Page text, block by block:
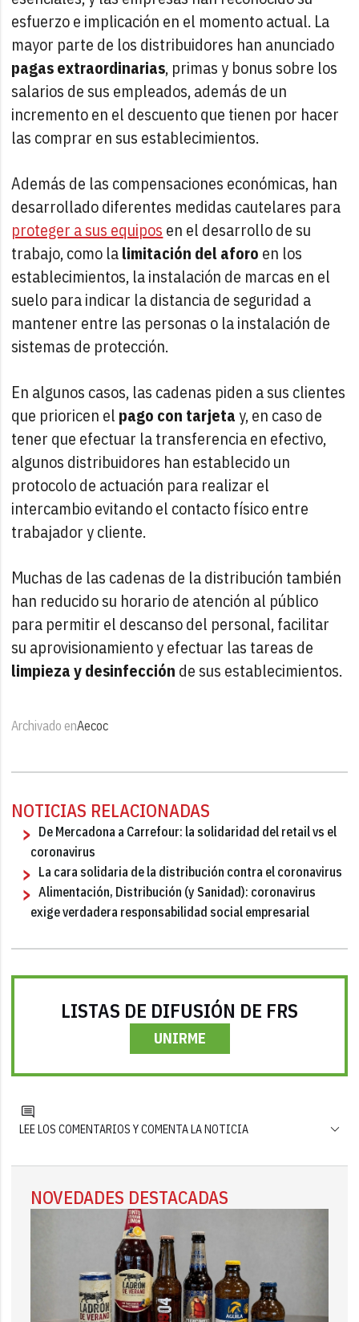
esfuerzo e implicación en el momento actual. La
mayor parte de los distribuidores han anunciado
pagas extraordinarias, primas y bonus sobre los
salarios de sus empleados, además de un
incremento en el descuento que tienen por hacer
las comprar en sus establecimientos.
Además de las compensaciones económicas, han
desarrollado diferentes medidas cautelares para
proteger a sus equipos en el desarrollo de su
trabajo, como lalimitación del aforo en los
establecimientos, la instalación de marcas en el
suelo para indicar la distancia de seguridad a
mantener entre las personas o la instalación de
sistemas de protección.
En algunos casos, las cadenas piden a sus clientes
que prioricen el pago con tarjetay, en caso de
tener que efectuar la transferencia en efectivo,
algunos distribuidores han establecido un
protocolo de actuación para realizar el
intercambio evitando el contacto físico entre
trabajador y cliente.
Muchas de las cadenas de la distribución también
han reducido su horario de atención al público
para permitir el descanso del personal, facilitar
su aprovisionamiento y efectuar las tareas de
limpieza y desinfección de sus establecimientos.
Archivado enAecoc
NOTICIAS RELACIONADAS
De Mercadona a Carrefour: la solidaridad del retail vs el
coronavirus
La cara solidaria de la distribución contra el coronavirus
Alimentación, Distribución (y Sanidad): coronavirus
exige verdadera responsabilidad social empresarial
LISTAS DE DIFUSIÓN DE FRS
UNIRME
LEE LOS COMENTARIOS Y COMENTA LA NOTICIA
NOVEDADES DESTACADAS